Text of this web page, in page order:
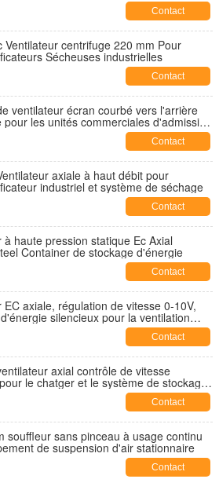
Contact
Ventilateur centrifuge 220 mm Pour
Sécheuses industrielles
Contact
ventilateur écran courbé vers l'arrière
pour les unités commerciales d'admission
Contact
axiale à haut débit pour
industriel et système de séchage
Contact
à haute pression statique Ec Axial
Container de stockage d'énergie
Contact
EC axiale, régulation de vitesse 0-10V,
silencieux pour la ventilation
Contact
axial contrôle de vitesse
le chatger et le système de stockage
Contact
souffleur sans pinceau à usage continu
de suspension d'air stationnaire
Contact